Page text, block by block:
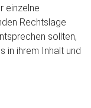
einzelne
Rechtslage
sollten,
in ihrem Inhalt und